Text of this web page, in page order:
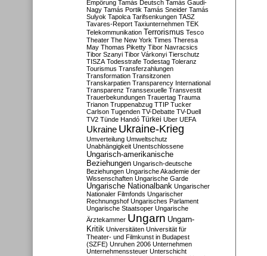
Empörung Tamás Deutsch Tamás Gaudi-
Nagy Tamás Portik Tamás Sneider Tamás
Sulyok Tapolca Tarifsenkungen TASZ
Tavares-Report Taxiunternehmen TEK
Telekommunikation Terrorismus Tesco
Theater The New York Times Theresa
May Thomas Piketty Tibor Navracsics
Tibor Szanyi Tibor Várkonyi Tierschutz
TISZA Todesstrafe Todestag Toleranz
Tourismus Transferzahlungen
Transformation Transitzonen
Transkarpatien Transparency International
Transparenz Transsexuelle Transvestit
Trauerbekundungen Trauertag Trauma
Trianon Truppenabzug TTIP Tucker
Carlson Tugenden TV-Debatte TV-Duell
TV2 Tünde Handó Türkei Uber UEFA
Ukraine Ukraine-Krieg
Umverteilung Umweltschutz
Unabhängigkeit Unentschlossene
Ungarisch-amerikanische
Beziehungen Ungarisch-deutsche
Beziehungen Ungarische Akademie der
Wissenschaften Ungarische Garde
Ungarische Nationalbank Ungarischer
Nationaler Filmfonds Ungarischer
Rechnungshof Ungarisches Parlament
Ungarische Staatsoper Ungarische
Ärztekammer Ungarn Ungarn-
Kritik Universitäten Universität für
Theater- und Filmkunst in Budapest
(SZFE) Unruhen 2006 Unternehmen
Unternehmenssteuer Unterschicht